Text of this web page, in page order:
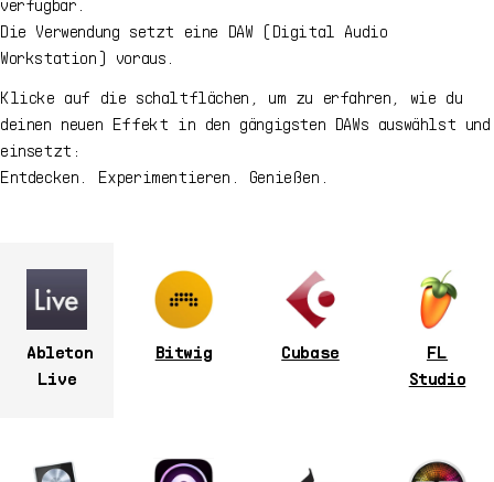
Die Verwendung setzt eine DAW (Digital Audio
Workstation) voraus.
Klicke auf die schaltflächen, um zu erfahren, wie du
deinen neuen Effekt in den gängigsten DAWs auswählst und
einsetzt:
Entdecken. Experimentieren. Genießen.
Ableton
Live
Bitwig Cubase
FL
Studio